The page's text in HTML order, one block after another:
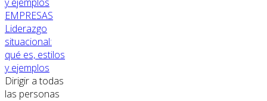
EMPRESAS
Liderazgo
situacional:
qué es, estilos
y ejemplos
Dirigir a todas
las personas